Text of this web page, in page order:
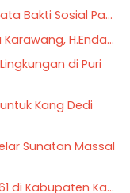
Bakti Sosial Pa...
H.Enda...
di Puri
Kang Dedi
Sunatan Massal
di Kabupaten Ka...